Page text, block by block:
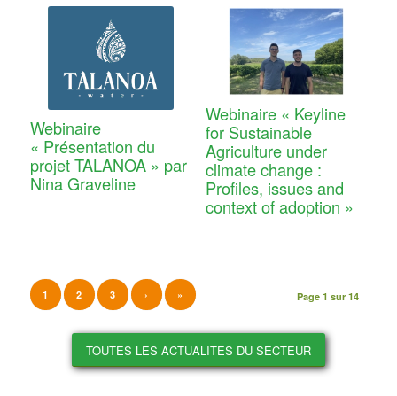
Webinaire
« Présentation du
projet TALANOA » par
Nina Graveline
Webinaire « Keyline
for Sustainable
Agriculture under
climate change :
Profiles, issues and
context of adoption »
Page 1 sur 14
1 2 3 › »
TOUTES LES ACTUALITES DU SECTEUR